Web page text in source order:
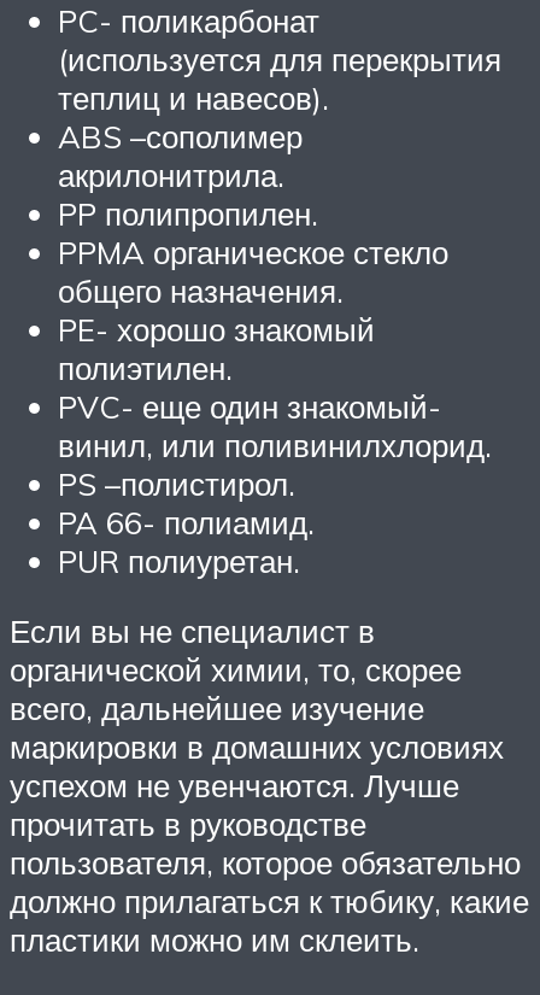
PC- поликарбонат
(используется для перекрытия
теплиц и навесов).
ABS –сополимер
акрилонитрила.
PP полипропилен.
PPMA органическое стекло
общего назначения.
PE- хорошо знакомый
полиэтилен.
PVC- еще один знакомый-
винил, или поливинилхлорид.
PS –полистирол.
PA 66- полиамид.
PUR полиуретан.
Если вы не специалист в
органической химии, то, скорее
всего, дальнейшее изучение
маркировки в домашних условиях
успехом не увенчаются. Лучше
прочитать в руководстве
пользователя, которое обязательно
должно прилагаться к тюбику, какие
пластики можно им склеить.